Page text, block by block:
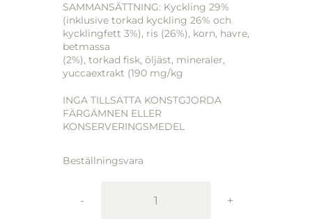
SAMMANSÄTTNING: Kyckling 29%
(inklusive torkad kyckling 26% och
kycklingfett 3%), ris (26%), korn, havre,
betmassa
(2%), torkad fisk, öljäst, mineraler,
yuccaextrakt (190 mg/kg
INGA TILLSATTA KONSTGJORDA
FÄRGÄMNEN ELLER
KONSERVERINGSMEDEL
Beställningsvara
Åsbodalens